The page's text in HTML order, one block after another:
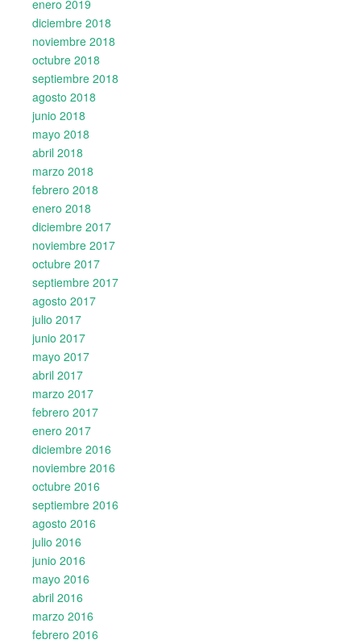
enero 2019
diciembre 2018
noviembre 2018
octubre 2018
septiembre 2018
agosto 2018
junio 2018
mayo 2018
abril 2018
marzo 2018
febrero 2018
enero 2018
diciembre 2017
noviembre 2017
octubre 2017
septiembre 2017
agosto 2017
julio 2017
junio 2017
mayo 2017
abril 2017
marzo 2017
febrero 2017
enero 2017
diciembre 2016
noviembre 2016
octubre 2016
septiembre 2016
agosto 2016
julio 2016
junio 2016
mayo 2016
abril 2016
marzo 2016
febrero 2016